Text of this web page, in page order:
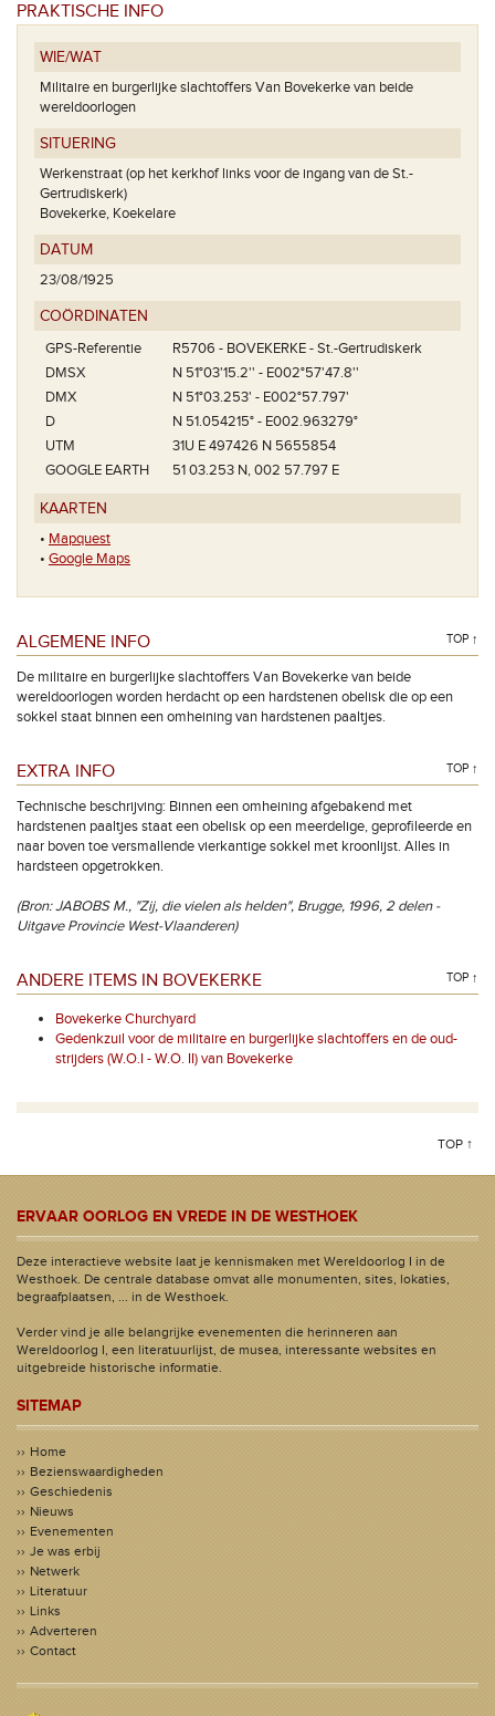
PRAKTISCHE INFO
WIE/WAT
Militaire en burgerlijke slachtoffers Van Bovekerke van beide
wereldoorlogen
SITUERING
Werkenstraat (op het kerkhof links voor de ingang van de St.-
Gertrudiskerk)
Bovekerke, Koekelare
DATUM
23/08/1925
COÖRDINATEN
GPS-Referentie
R5706 - BOVEKERKE - St.-Gertrudiskerk
DMSX
N 51°03'15.2'' - E002°57'47.8''
DMX
N 51°03.253' - E002°57.797'
D
N 51.054215° - E002.963279°
UTM
31U E 497426 N 5655854
GOOGLE EARTH
51 03.253 N, 002 57.797 E
KAARTEN
• Mapquest
• Google Maps
ALGEMENE INFO TOP ↑
De militaire en burgerlijke slachtoffers Van Bovekerke van beide
wereldoorlogen worden herdacht op een hardstenen obelisk die op een
sokkel staat binnen een omheining van hardstenen paaltjes.
EXTRA INFO TOP ↑
Technische beschrijving: Binnen een omheining afgebakend met
hardstenen paaltjes staat een obelisk op een meerdelige, geprofileerde en
naar boven toe versmallende vierkantige sokkel met kroonlijst. Alles in
hardsteen opgetrokken.
(Bron: JABOBS M., "Zij, die vielen als helden", Brugge, 1996, 2 delen -
Uitgave Provincie West-Vlaanderen)
ANDERE ITEMS IN BOVEKERKE TOP ↑
Bovekerke Churchyard
Gedenkzuil voor de militaire en burgerlijke slachtoffers en de oud-
strijders (W.O.I - W.O. II) van Bovekerke
TOP ↑
ERVAAR OORLOG EN VREDE IN DE WESTHOEK
Deze interactieve website laat je kennismaken met Wereldoorlog I in de
Westhoek. De centrale database omvat alle monumenten, sites, lokaties,
begraafplaatsen, ... in de Westhoek.
Verder vind je alle belangrijke evenementen die herinneren aan
Wereldoorlog I, een literatuurlijst, de musea, interessante websites en
uitgebreide historische informatie.
SITEMAP
Home
Bezienswaardigheden
Geschiedenis
Nieuws
Evenementen
Je was erbij
Netwerk
Literatuur
Links
Adverteren
Contact